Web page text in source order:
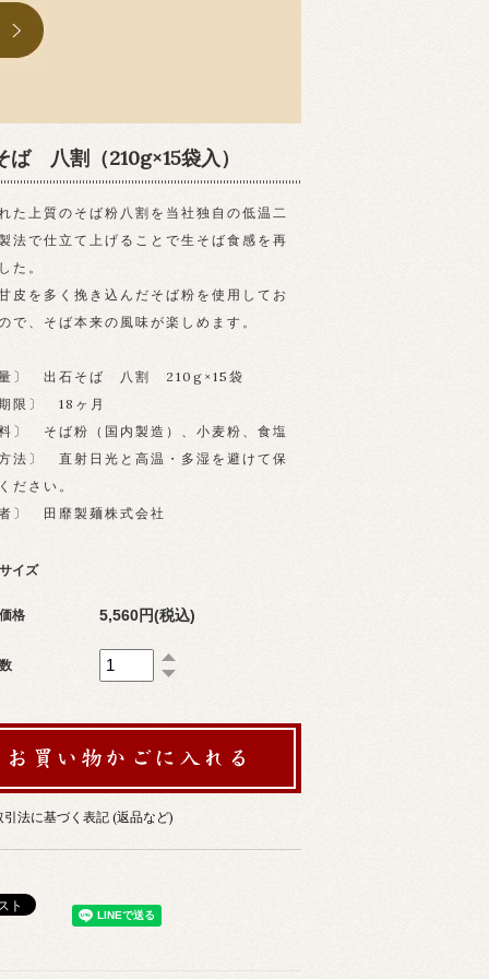
ば 八割（210g×15袋入）
た上質のそば粉八割を当社独自の低温二
法で仕立て上げることで生そば食感を再
た。
皮を多く挽き込んだそば粉を使用してお
で、そば本来の風味が楽しめます。
量〕 出石そば 八割 210g×15袋
限〕 18ヶ月
〕 そば粉（国内製造）、小麦粉、食塩
法〕 直射日光と高温・多湿を避けて保
ださい。
〕 田靡製麺株式会社
イズ
格 5,560円(税込)
引法に基づく表記 (返品など)